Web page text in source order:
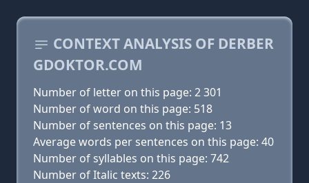
CONTEXT ANALYSIS OF DERBER
GDOKTOR.COM
Number of letter on this page: 2 301
Number of word on this page: 518
Number of sentences on this page: 13
Average words per sentences on this page: 40
Number of syllables on this page: 742
Number of Italic texts: 226